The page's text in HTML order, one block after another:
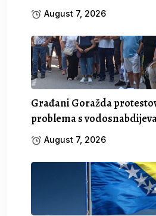
August 7, 2026
Građani Goražda
problema s
August 7, 2026